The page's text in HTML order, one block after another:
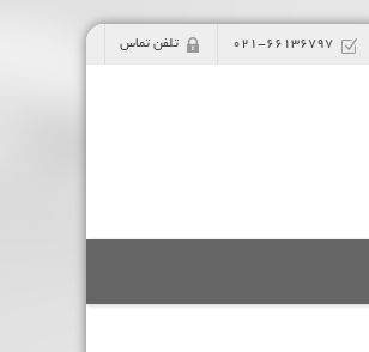
021-66136797 تلفن تماس